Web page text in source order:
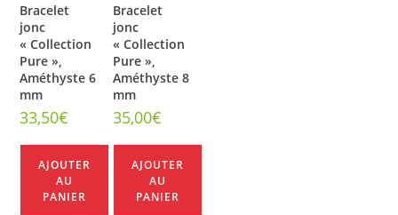
Bracelet
jonc
« Collection
Pure »,
Améthyste 6
mm
33,50€
AJOUTER
AU
PANIER
Bracelet
jonc
« Collection
Pure »,
Améthyste 8
mm
35,00€
AJOUTER
AU
PANIER